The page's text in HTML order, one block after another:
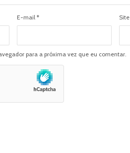
E-mail * Site
para a próxima vez que eu comentar.